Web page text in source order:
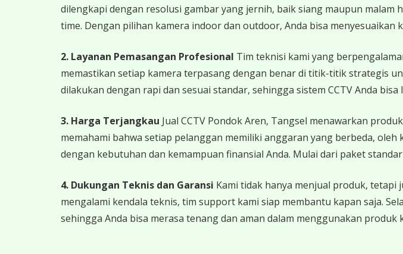
dilengkapi dengan resolusi gambar yang jernih, baik siang maupun
time. Dengan pilihan kamera indoor dan outdoor, Anda bisa menyesuaikan
2. Layanan Pemasangan Profesional Tim teknisi kami yang
memastikan setiap kamera terpasang dengan benar di titik-titik strategis
dilakukan dengan rapi dan sesuai standar, sehingga sistem CCTV Anda
3. Harga Terjangkau Jual CCTV Pondok Aren, Tangsel menawarkan
memahami bahwa setiap pelanggan memiliki anggaran yang berbeda,
dengan kebutuhan dan kemampuan finansial Anda. Mulai dari paket
4. Dukungan Teknis dan Garansi Kami tidak hanya menjual produk, tetapi
mengalami kendala teknis, tim support kami siap membantu kapan saja.
sehingga Anda bisa merasa tenang dan aman dalam menggunakan produk